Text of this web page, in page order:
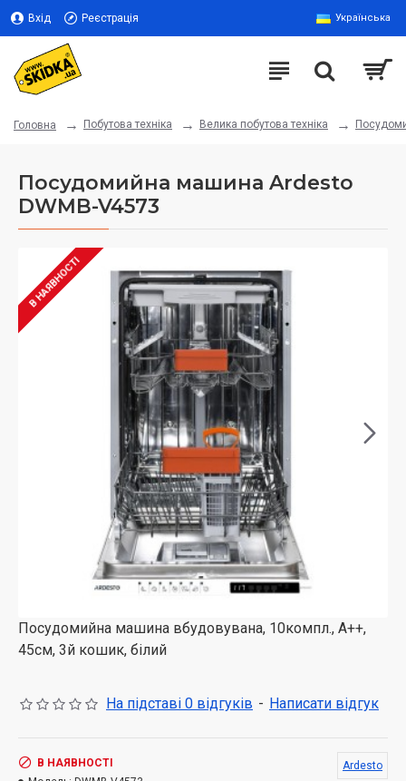
Вхід Реєстрація Українська
Головна Побутова техніка Велика побутова техніка
Посудомийна машина Ardesto
DWMB-V4573
В НАЯВНОСТІ
Посудомийна машина вбудовувана, 10компл., А++,
45см, 3й кошик, білий
На підставі 0 відгуків - Написати відгук
В НАЯВНОСТІ
Ardesto